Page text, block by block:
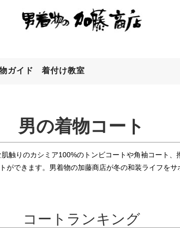
ガイド 着付け教室
男の着物コート
肌触りのカシミア100%のトンビコートや角袖コート
ができます。男着物の加藤商店が冬の和装ライフをサ
コートランキング